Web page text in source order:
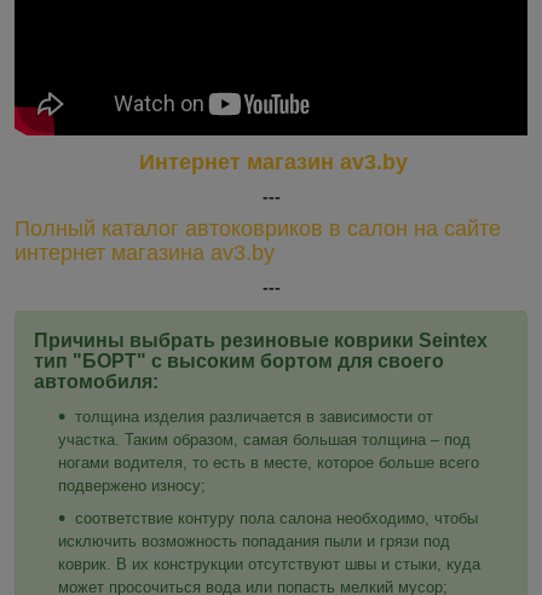
Интернет магазин av3.by
---
Полный каталог автоковриков в салон на сайте
интернет магазина av3.by
---
Причины выбрать резиновые коврики Seintex
тип "БОРТ" с высоким бортом для своего
автомобиля:
толщина изделия различается в зависимости от
участка. Таким образом, самая большая толщина – под
ногами водителя, то есть в месте, которое больше всего
подвержено износу;
соответствие контуру пола салона необходимо, чтобы
исключить возможность попадания пыли и грязи под
коврик. В их конструкции отсутствуют швы и стыки, куда
может просочиться вода или попасть мелкий мусор;